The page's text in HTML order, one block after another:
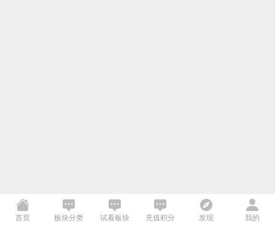
首页 板块分类 试看板块 充值积分 发现 我的